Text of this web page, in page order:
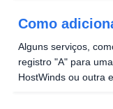
Como
nos hosts
Alguns serviços,
registro "A" para
HostWinds ou outra